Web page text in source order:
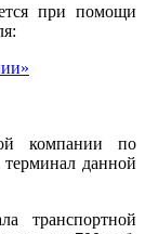
при помощи
компании по
данной
транспортной